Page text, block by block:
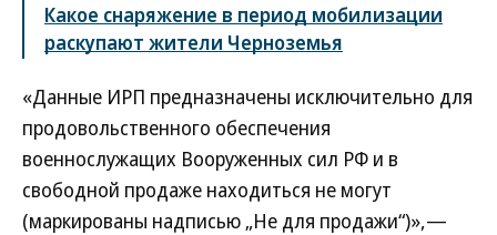
Какое снаряжение в период мобилизации
раскупают жители Черноземья
«Данные ИРП предназначены исключительно для
продовольственного обеспечения
военнослужащих Вооруженных сил РФ и в
свободной продаже находиться не могут
(маркированы надписью „Не для продажи“)»,—